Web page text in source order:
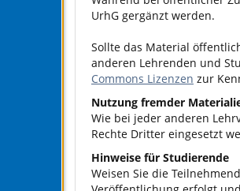
UrhG gergänzt werden.
Sollte das Material
anderen Lehrenden und
Commons Lizenzen zur
Nutzung fremder
Wie bei jeder anderen
Rechte Dritter eingesetzt
Hinweise für Studierende
Weisen Sie die